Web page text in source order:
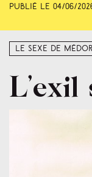
Publié le 04/06/
Le sexe de Médor
L’exil